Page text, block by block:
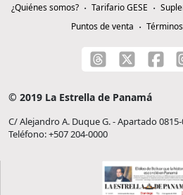
¿Quiénes somos? Tarifario GESE
Puntos de venta
© 2019 La Estrella de Panamá
C/ Alejandro A. Duque G. - Apartado
Teléfono: +507 204-0000